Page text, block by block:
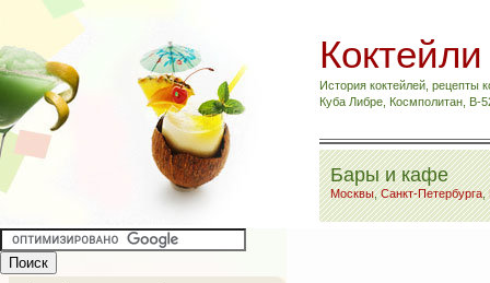
История коктейлей, рецепты
Куба Либре, Космполитан, B-
Бары и кафе
Москвы,Санкт-Петербурга,